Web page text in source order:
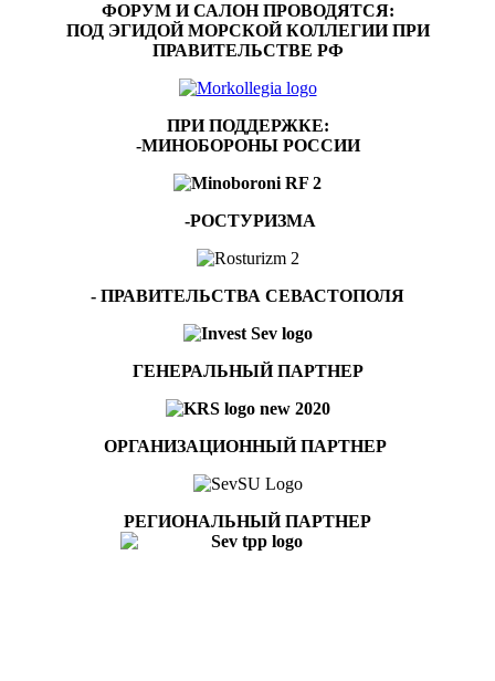
ФОРУМ И САЛОН ПРОВОДЯТСЯ:
ПОД ЭГИДОЙ МОРСКОЙ КОЛЛЕГИИ ПРИ
ПРАВИТЕЛЬСТВЕ РФ
ПРИ ПОДДЕРЖКЕ:
-МИНОБОРОНЫ РОССИИ
-РОСТУРИЗМА
- ПРАВИТЕЛЬСТВА СЕВАСТОПОЛЯ
ГЕНЕРАЛЬНЫЙ ПАРТНЕР
ОРГАНИЗАЦИОННЫЙ ПАРТНЕР
РЕГИОНАЛЬНЫЙ ПАРТНЕР